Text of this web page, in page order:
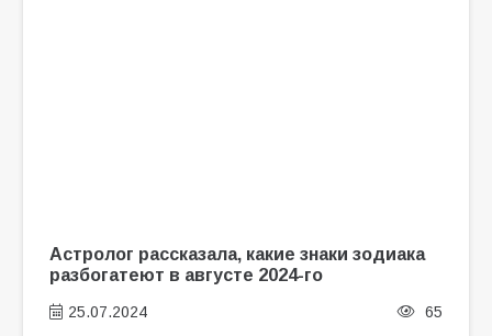
Астролог рассказала, какие знаки зодиака
разбогатеют в августе 2024-го
25.07.2024 65